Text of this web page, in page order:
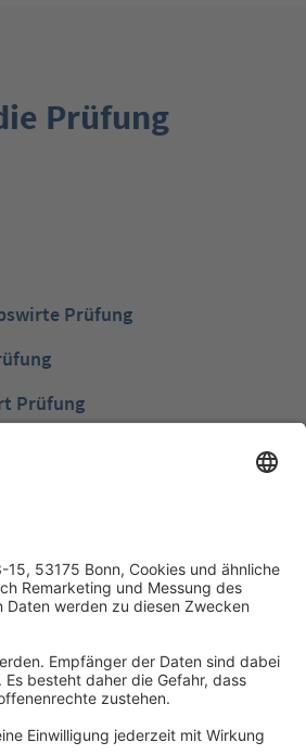
Prüfung
Prüfung
Prüfung
und Sozialwesen